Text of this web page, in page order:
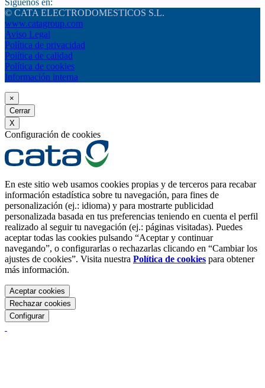
Síguenos en:
© CATA ELECTRODOMESTICOS S.L.
www.catagroup.com
Aviso Legal
Política de privacidad
Política de calidad
Política de cookies
Información interna
×
Cerrar
X
Configuración de cookies
En este sitio web usamos cookies propias y de terceros para recabar
información estadística sobre tu navegación, para fines de
personalización (ej.: idioma) y para mostrarte publicidad
personalizada basada en tus preferencias teniendo en cuenta el perfil
realizado al seguir tu navegación (ej.: páginas visitadas). Puedes
aceptar todas las cookies pulsando “Aceptar y continuar
navegando”, o configurarlas o rechazarlas clicando en “Cambiar los
ajustes de cookies”. Visita nuestra Política de cookies para obtener
más información.
Aceptar cookies
Rechazar cookies
Configurar